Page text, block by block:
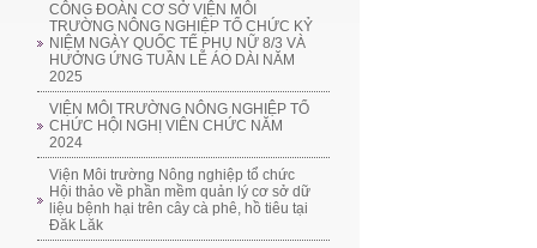
CÔNG ĐOÀN CƠ SỞ VIỆN MÔI
TRƯỜNG NÔNG NGHIỆP TỔ CHỨC KỶ
NIỆM NGÀY QUỐC TẾ PHỤ NỮ 8/3 VÀ
HƯỞNG ỨNG TUẦN LỄ ÁO DÀI NĂM
2025
VIỆN MÔI TRƯỜNG NÔNG NGHIỆP TỔ
CHỨC HỘI NGHỊ VIÊN CHỨC NĂM
2024
Viện Môi trường Nông nghiệp tổ chức
Hội thảo về phần mềm quản lý cơ sở dữ
liệu bệnh hại trên cây cà phê, hồ tiêu tại
Đăk Lăk